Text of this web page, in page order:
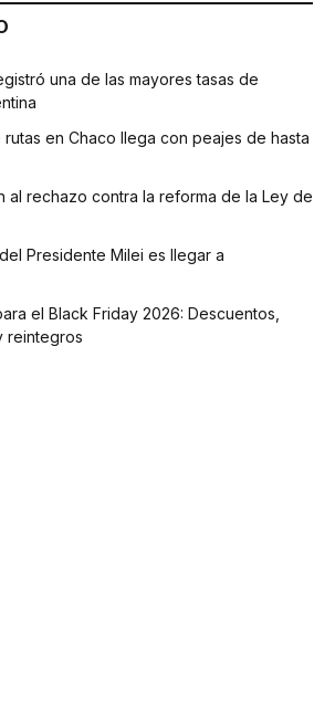
una de las mayores tasas de
en Chaco llega con peajes de hasta
al rechazo contra la reforma de la Ley de
Presidente Milei es llegar a
el Black Friday 2026: Descuentos,
reintegros